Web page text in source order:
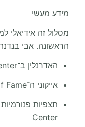
מידע מעשי
הראשונה. אבי
האדרנלין ב־U.S. National Whitewater Center
אייקוני ה־NASCAR Hall of Fame
Center